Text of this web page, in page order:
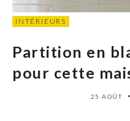
INTÉRIEURS
Partition en
pour cette
25 AOÛT